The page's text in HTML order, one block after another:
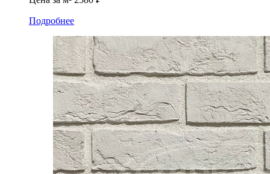
Подробнее